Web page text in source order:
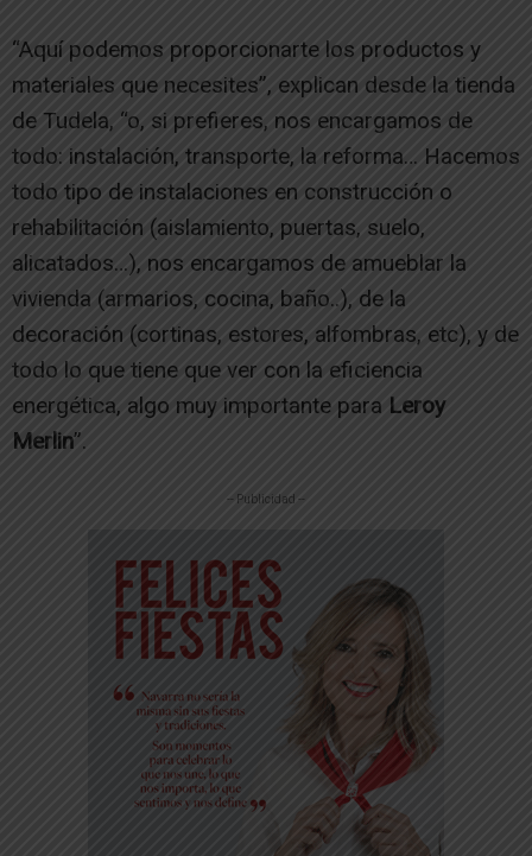
“Aquí podemos proporcionarte los productos y
materiales que necesites”, explican desde la tienda
de Tudela, “o, si prefieres, nos encargamos de
todo: instalación, transporte, la reforma… Hacemos
todo tipo de instalaciones en construcción o
rehabilitación (aislamiento, puertas, suelo,
alicatados…), nos encargamos de amueblar la
vivienda (armarios, cocina, baño..), de la
decoración (cortinas, estores, alfombras, etc), y de
todo lo que tiene que ver con la eficiencia
energética, algo muy importante para Leroy
Merlin”.
-- Publicidad --